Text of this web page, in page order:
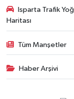
Isparta Trafik
Haritası
Tüm Manşetler
Haber Arşivi